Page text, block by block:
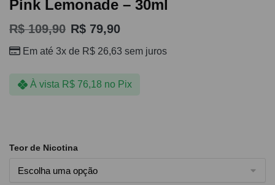
Pink Lemonade – 30ml
R$109,90 R$ 79,90
Em até 3x de R$ 26,63 sem juros
À vista R$76,18 no Pix
Teor de Nicotina